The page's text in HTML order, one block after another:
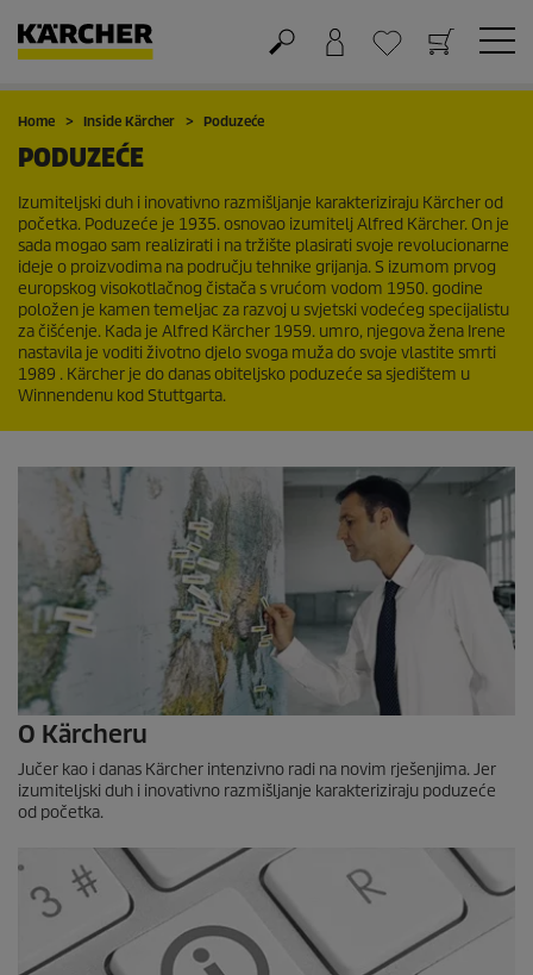
Košarica
Lista želja
Home Inside Kärcher Poduzeće
PODUZEĆE
Izumiteljski duh i inovativno razmišljanje karakteriziraju Kärcher od
početka. Poduzeće je 1935. osnovao izumitelj Alfred Kärcher. On je
sada mogao sam realizirati i na tržište plasirati svoje revolucionarne
ideje o proizvodima na području tehnike grijanja. S izumom prvog
europskog visokotlačnog čistača s vrućom vodom 1950. godine
položen je kamen temeljac za razvoj u svjetski vodećeg specijalistu
za čišćenje. Kada je Alfred Kärcher 1959. umro, njegova žena Irene
nastavila je voditi životno djelo svoga muža do svoje vlastite smrti
1989 . Kärcher je do danas obiteljsko poduzeće sa sjedištem u
Winnendenu kod Stuttgarta.
O Kärcheru
Jučer kao i danas Kärcher intenzivno radi na novim rješenjima. Jer
izumiteljski duh i inovativno razmišljanje karakteriziraju poduzeće
od početka.